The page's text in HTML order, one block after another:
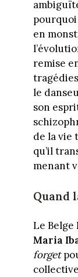
en
remise
le
son
de la vie
qu’il
menant
Quand
Le Belge
Maria
forget